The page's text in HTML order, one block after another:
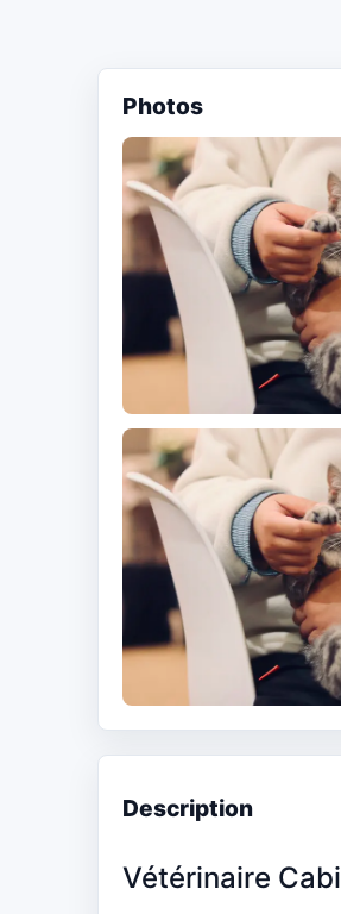
Photos
Description
Vétérinaire